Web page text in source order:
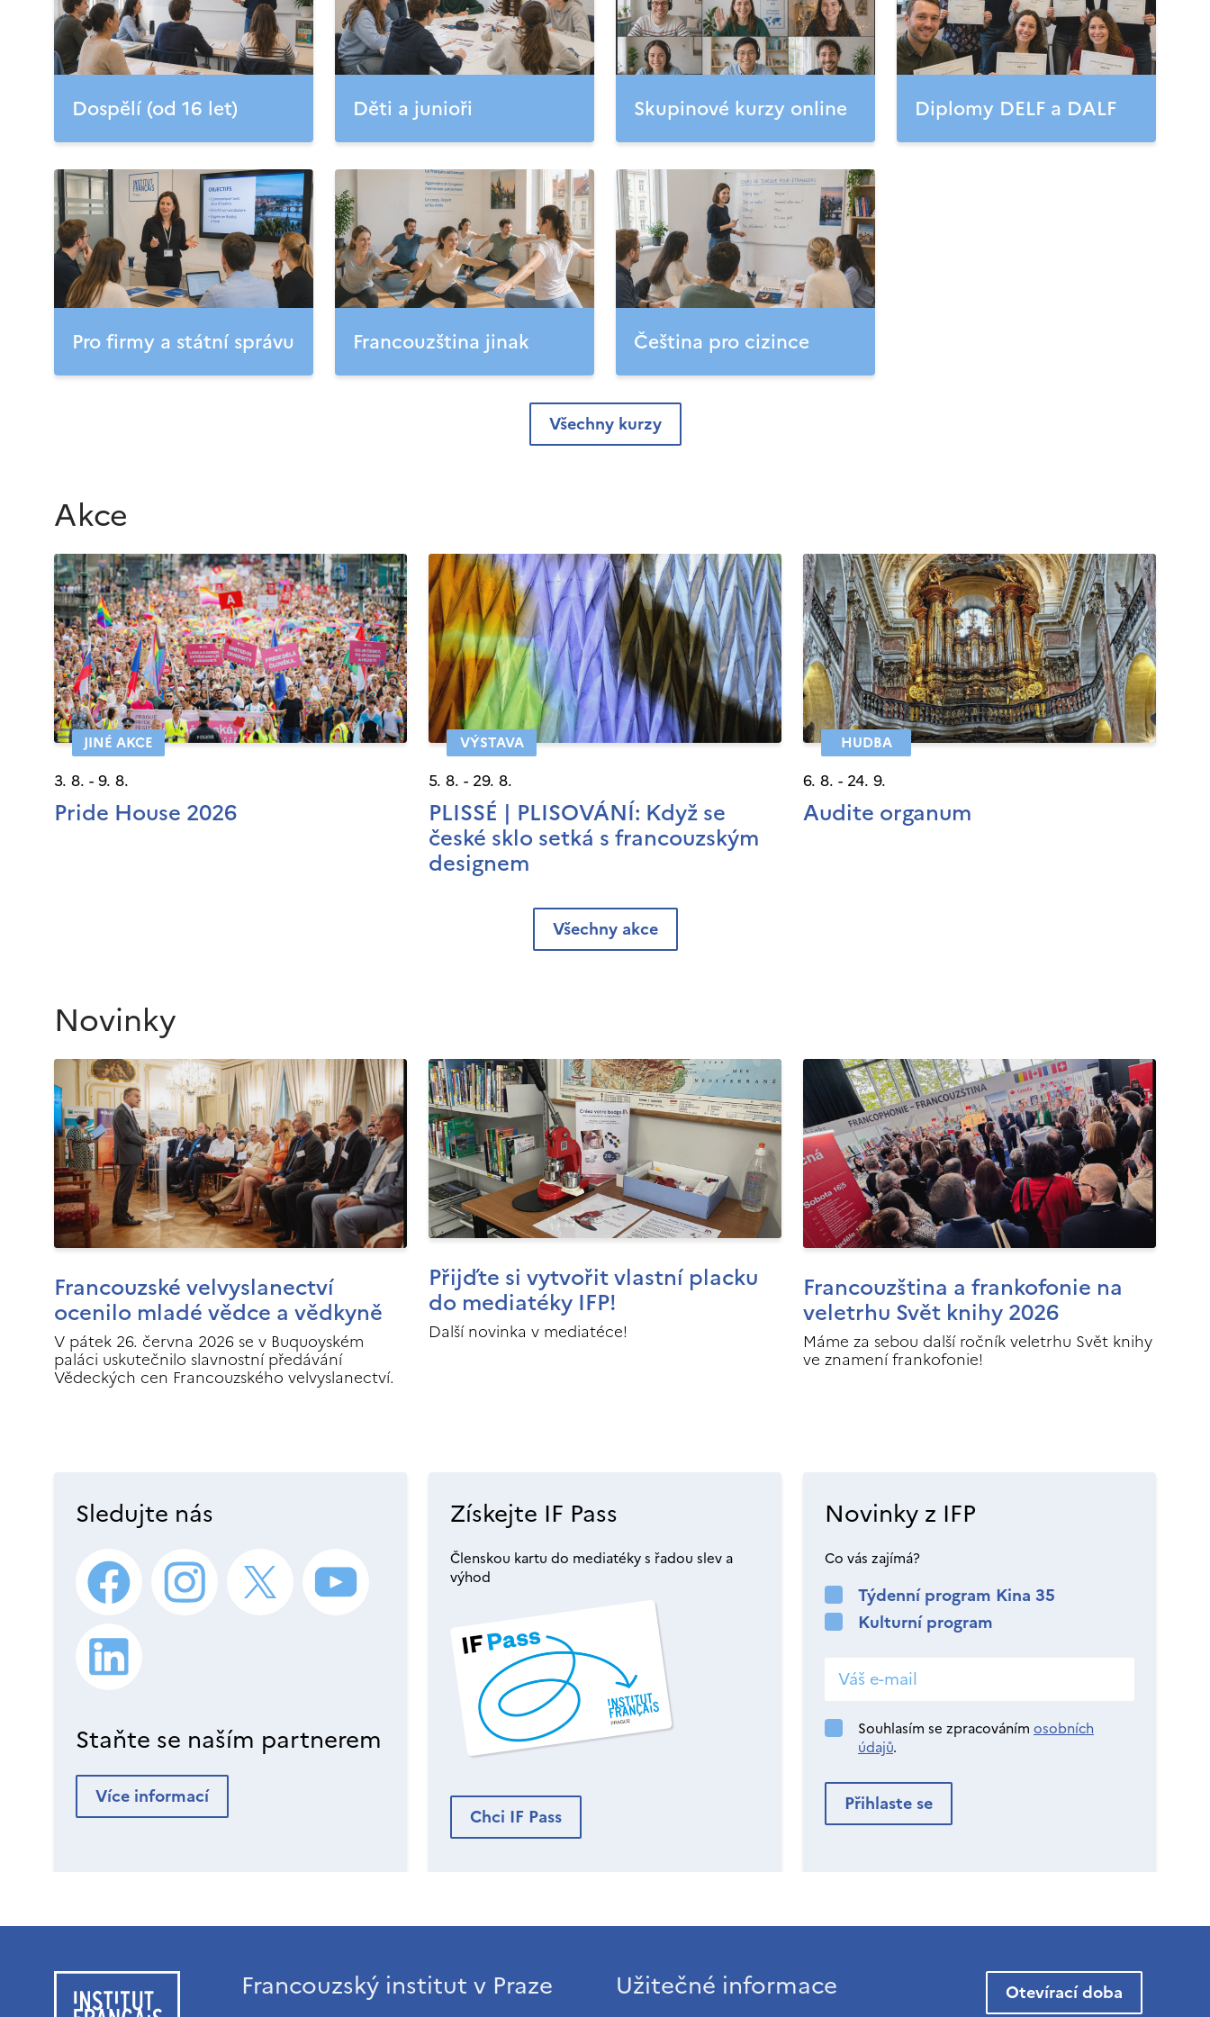
Dospělí (od 16 let) Děti a junioři Skupinové kurzy online Diplomy DELF a DALF
Pro firmy a státní správu Francouzština jinak Čeština pro cizince
Všechny kurzy
Akce
JINÉ AKCE
3. 8. - 9. 8.
Pride House 2026
VÝSTAVA
5. 8. - 29. 8.
PLISSÉ | PLISOVÁNÍ: Když se
české sklo setká s francouzským
designem
HUDBA
6. 8. - 24. 9.
Audite organum
Všechny akce
Novinky
Francouzské velvyslanectví
ocenilo mladé vědce a vědkyně
V pátek 26. června 2026 se v Buquoyském
paláci uskutečnilo slavnostní předávání
Vědeckých cen Francouzského velvyslanectví.
Přijďte si vytvořit vlastní placku
do mediatéky IFP!
Další novinka v mediatéce!
Francouzština a frankofonie na
veletrhu Svět knihy 2026
Máme za sebou další ročník veletrhu Svět knihy
ve znamení frankofonie!
Sledujte nás
Staňte se naším partnerem
Více informací
Získejte IF Pass
Členskou kartu do mediatéky s řadou slev a
výhod
Chci IF Pass
Novinky z IFP
Co vás zajímá?
Týdenní program Kina 35
Kulturní program
Souhlasím se zpracováním osobních
údajů.
Francouzský institut v Praze Užitečné informace Otevírací doba